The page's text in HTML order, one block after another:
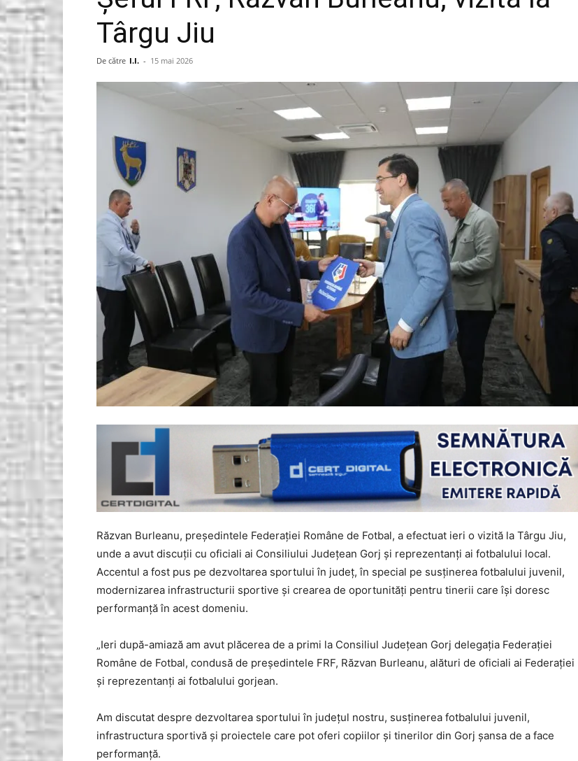
Gorjeanul.ro
Târgu Jiu
De către I.I. - 15 mai 2026
Răzvan Burleanu, președintele Federației Române de Fotbal, a efectuat ieri o vizită la Târgu Jiu,
unde a avut discuții cu oficiali ai Consiliului Județean Gorj și reprezentanți ai fotbalului local.
Accentul a fost pus pe dezvoltarea sportului în județ, în special pe susținerea fotbalului juvenil,
modernizarea infrastructurii sportive și crearea de oportunități pentru tinerii care își doresc
performanță în acest domeniu.
„Ieri după-amiază am avut plăcerea de a primi la Consiliul Județean Gorj delegația Federației
Române de Fotbal, condusă de președintele FRF, Răzvan Burleanu, alături de oficiali ai Federației
și reprezentanți ai fotbalului gorjean.
Am discutat despre dezvoltarea sportului în județul nostru, susținerea fotbalului juvenil,
infrastructura sportivă și proiectele care pot oferi copiilor și tinerilor din Gorj șansa de a face
performanță.